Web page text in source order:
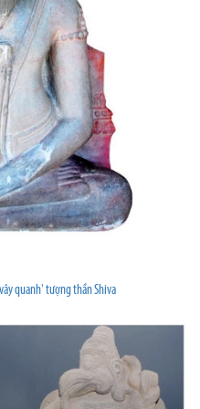
quanh' tượng thần Shiva